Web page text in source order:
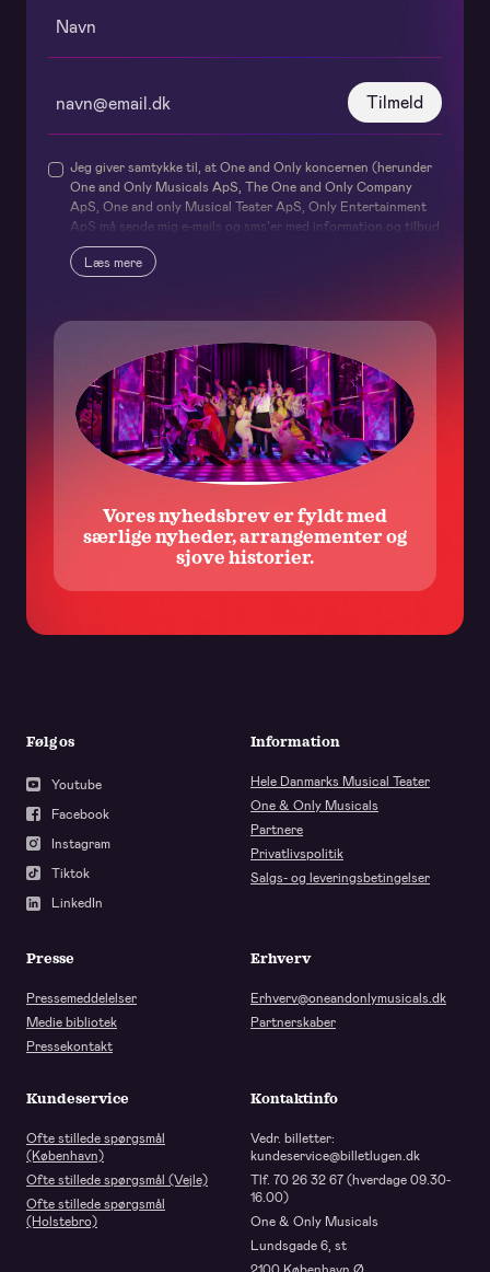
Tilmeld
Jeg giver samtykke til, at One and Only koncernen (herunder
One and Only Musicals ApS, The One and Only Company
ApS, One and only Musical Teater ApS, Only Entertainment
ApS må sende mig e-mails og sms’er med information og tilbud
om deres forestillinger og events samt relaterede services og
produkter – og internt udveksler mit navn og
markedsføringsmæssig henseende. Samtykket kan altid
trækkes tilbage ved at benytte frameldingslinket i det
udsendte materiale samt ved at rette henvendelse til One and
Only koncernen. Der henvises i øvrigt til vores
privatlivspolitik.
Læs mere
Vores nyhedsbrev er fyldt med
særlige nyheder, arrangementer og
sjove historier.
Følg os
Youtube
Facebook
Instagram
Tiktok
LinkedIn
Information
Hele Danmarks Musical Teater
One & Only Musicals
Partnere
Privatlivspolitik
Salgs- og leveringsbetingelser
Presse
Pressemeddelelser
Medie bibliotek
Pressekontakt
Erhverv
Erhverv@oneandonlymusicals.dk
Partnerskaber
Kundeservice
Ofte stillede spørgsmål
(København)
Ofte stillede spørgsmål (Vejle)
Ofte stillede spørgsmål
(Holstebro)
Kontaktinfo
Vedr. billetter:
kundeservice@billetlugen.dk
Tlf. 70 26 32 67 (hverdage 09.30-
16.00)
One & Only Musicals
Lundsgade 6, st
2100 København Ø